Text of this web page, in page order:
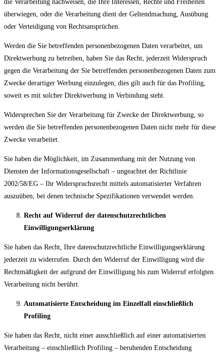
die Verarbeitung nachweisen, die Ihre Interessen, Rechte und Freiheiten
überwiegen, oder die Verarbeitung dient der Geltendmachung, Ausübung
oder Verteidigung von Rechtsansprüchen.
Werden die Sie betreffenden personenbezogenen Daten verarbeitet, um
Direktwerbung zu betreiben, haben Sie das Recht, jederzeit Widerspruch
gegen die Verarbeitung der Sie betreffenden personenbezogenen Daten zum
Zwecke derartiger Werbung einzulegen; dies gilt auch für das Profiling,
soweit es mit solcher Direktwerbung in Verbindung steht.
Widersprechen Sie der Verarbeitung für Zwecke der Direktwerbung, so
werden die Sie betreffenden personenbezogenen Daten nicht mehr für diese
Zwecke verarbeitet.
Sie haben die Möglichkeit, im Zusammenhang mit der Nutzung von
Diensten der Informationsgesellschaft – ungeachtet der Richtlinie
2002/58/EG – Ihr Widerspruchsrecht mittels automatisierter Verfahren
auszuüben, bei denen technische Spezifikationen verwendet werden.
Recht auf Widerruf der datenschutzrechtlichen
Einwilligungserklärung
Sie haben das Recht, Ihre datenschutzrechtliche Einwilligungserklärung
jederzeit zu widerrufen. Durch den Widerruf der Einwilligung wird die
Rechtmäßigkeit der aufgrund der Einwilligung bis zum Widerruf erfolgten
Verarbeitung nicht berührt.
Automatisierte Entscheidung im Einzelfall einschließlich
Profiling
Sie haben das Recht, nicht einer ausschließlich auf einer automatisierten
Verarbeitung – einschließlich Profiling – beruhenden Entscheidung